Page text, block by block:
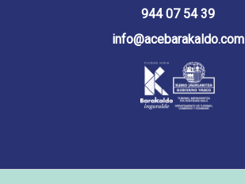
944 07 54 39
info@acebarakaldo.com